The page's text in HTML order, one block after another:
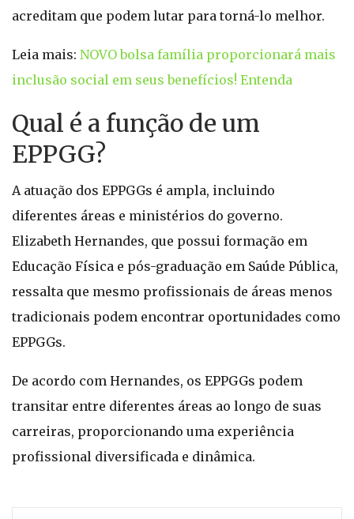
acreditam que podem lutar para torná-lo melhor.
Leia mais: NOVO bolsa família proporcionará mais
inclusão social em seus benefícios! Entenda
Qual é a função de um
EPPGG?
A atuação dos EPPGGs é ampla, incluindo
diferentes áreas e ministérios do governo.
Elizabeth Hernandes, que possui formação em
Educação Física e pós-graduação em Saúde Pública,
ressalta que mesmo profissionais de áreas menos
tradicionais podem encontrar oportunidades como
EPPGGs.
De acordo com Hernandes, os EPPGGs podem
transitar entre diferentes áreas ao longo de suas
carreiras, proporcionando uma experiência
profissional diversificada e dinâmica.